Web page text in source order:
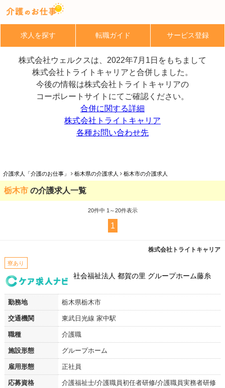
求人を探す 転職ガイド サービス登録
株式会社ウェルクスは、2022年7月1日をもちまして
株式会社トライトキャリアと合併しました。
今後の情報は株式会社トライトキャリアの
コーポレートサイトにてご確認ください。
合併に関する詳細
株式会社トライトキャリア
各種お問い合わせ先
介護求人「介護のお仕事」 栃木県の介護求人 栃木市の介護求人
栃木市 の介護求人一覧
20件中 1～20件表示
1
株式会社トライトキャリア
寮あり
社会福祉法人 都賀の里 グループホーム藤糸
勤務地 栃木県栃木市
交通機関 東武日光線 家中駅
職種 介護職
施設形態 グループホーム
雇用形態 正社員
応募資格 介護福祉士/介護職員初任者研修/介護職員実務者研修